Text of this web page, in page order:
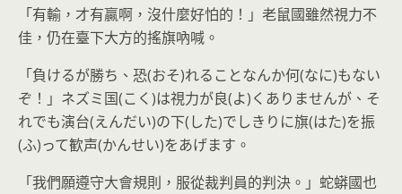
「有輸，才有贏啊，沒什麼好怕的！」老鼠國雖然視力不
佳，仍在臺下大方的搖旗吶喊。
「負けるが勝ち、恐(おそ)れることなんか何(なに)もない
ぞ！」ネズミ国(こく)は視力が良(よ)くありませんが、そ
れでも演台(えんだい)の下(した)でしきりに旗(はた)を振
(ふ)って歓声(かんせい)をあげます。
「我們願遵守大會規則，服從裁判員的判決。」蛇蟒國也